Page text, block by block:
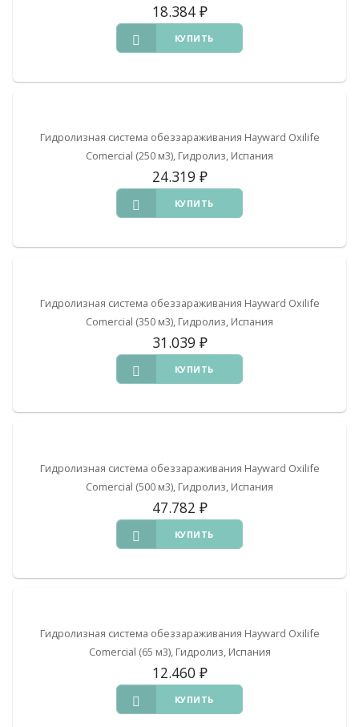
18.384 ₽
КУПИТЬ
Гидролизная система обеззараживания Hayward Oxilife
Comercial (250 м3), Гидролиз, Испания
24.319 ₽
КУПИТЬ
Гидролизная система обеззараживания Hayward Oxilife
Comercial (350 м3), Гидролиз, Испания
31.039 ₽
КУПИТЬ
Гидролизная система обеззараживания Hayward Oxilife
Comercial (500 м3), Гидролиз, Испания
47.782 ₽
КУПИТЬ
Гидролизная система обеззараживания Hayward Oxilife
Comercial (65 м3), Гидролиз, Испания
12.460 ₽
КУПИТЬ